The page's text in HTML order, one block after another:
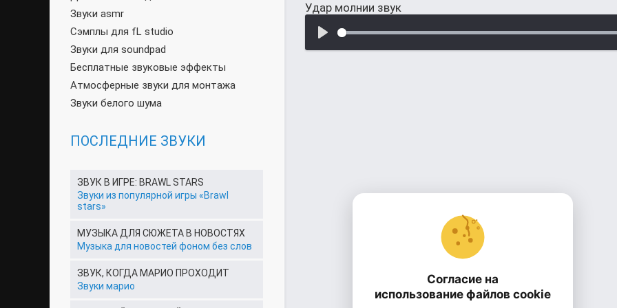
Удар молнии звук
Звуки asmr
Сэмплы для fL studio
Звуки для soundpad
Бесплатные звуковые эффекты
Атмосферные звуки для монтажа
Звуки белого шума
ПОСЛЕДНИЕ ЗВУКИ
ЗВУК В ИГРЕ: BRAWL STARS
Звуки из популярной игры «Brawl
stars»
МУЗЫКА ДЛЯ СЮЖЕТА В НОВОСТЯХ
Музыка для новостей фоном без слов
ЗВУК, КОГДА МАРИО ПРОХОДИТ
Звуки марио
Согласие на
использование файлов cookie